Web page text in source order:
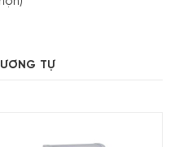
TỰ